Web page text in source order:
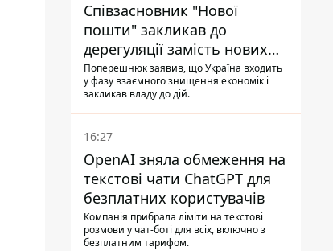
Співзасновник "Нової
пошти" закликав до
дерегуляції замість нових
податків - Гетманцев проти
Поперешнюк заявив, що Україна входить
у фазу взаємного знищення економік і
закликав владу до дій.
16:27
OpenAI зняла обмеження на
текстові чати ChatGPT для
безплатних користувачів
Компанія прибрала ліміти на текстові
розмови у чат-боті для всіх, включно з
безплатним тарифом.